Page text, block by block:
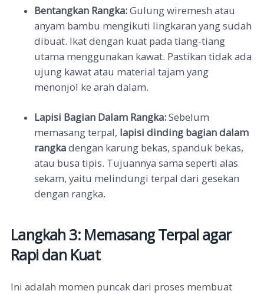
Bentangkan Rangka:Gulung wiremesh atau
anyam bambu mengikuti lingkaran yang sudah
dibuat. Ikat dengan kuat pada tiang-tiang
utama menggunakan kawat. Pastikan tidak ada
ujung kawat atau material tajam yang
menonjol ke arah dalam.
Lapisi Bagian Dalam Rangka:Sebelum
memasang terpal, lapisi dinding bagian dalam
rangkadengan karung bekas, spanduk bekas,
atau busa tipis. Tujuannya sama seperti alas
sekam, yaitu melindungi terpal dari gesekan
dengan rangka.
Langkah 3: Memasang Terpal agar
Rapi dan Kuat
Ini adalah momen puncak dari proses membuat